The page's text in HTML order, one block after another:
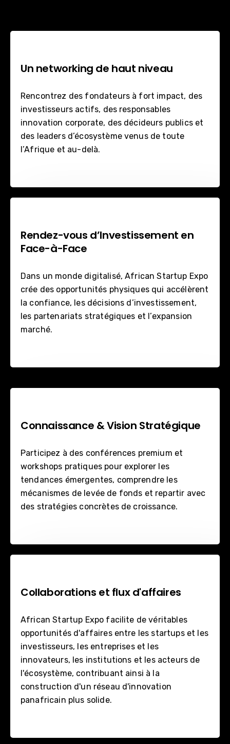
Un networking de haut niveau
Rencontrez des fondateurs à fort impact, des
investisseurs actifs, des responsables
innovation corporate, des décideurs publics et
des leaders d’écosystème venus de toute
l’Afrique et au-delà.
Rendez-vous d’Investissement en
Face-à-Face
Dans un monde digitalisé, African Startup Expo
crée des opportunités physiques qui accélèrent
la confiance, les décisions d’investissement,
les partenariats stratégiques et l’expansion
marché.
Connaissance & Vision Stratégique
Participez à des conférences premium et
workshops pratiques pour explorer les
tendances émergentes, comprendre les
mécanismes de levée de fonds et repartir avec
des stratégies concrètes de croissance.
Collaborations et flux d'affaires
African Startup Expo facilite de véritables
opportunités d'affaires entre les startups et les
investisseurs, les entreprises et les
innovateurs, les institutions et les acteurs de
l'écosystème, contribuant ainsi à la
construction d'un réseau d'innovation
panafricain plus solide.